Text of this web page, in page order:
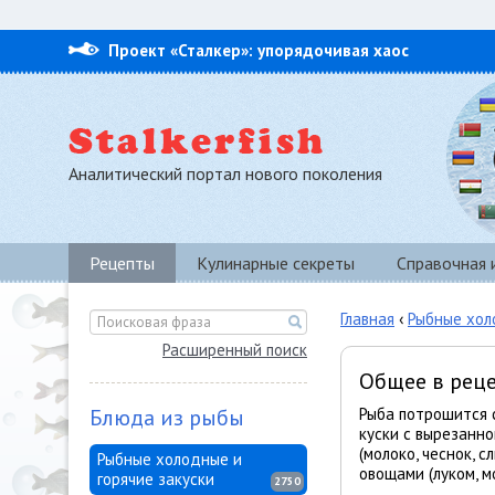
Проект «Сталкер»: упорядочивая хаос
Аналитический портал нового поколения
Рецепты Кулинарные секреты Справочная
Расширенный поиск
Блюда из рыбы
Рыбные холодные и
горячие закуски
2750
Главная ‹ Рыбные
Общее в
Рыба потрошится
куски с
(молоко, чеснок,
овощами (луком,